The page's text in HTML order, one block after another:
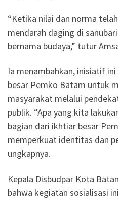
“Ketika nilai dan norma
mendarah daging di
bernama budaya,” tutur
Ia menambahkan, inisiatif
besar Pemko Batam untuk
masyarakat melalui
publik. “Apa yang kita
bagian dari ikhtiar besar
memperkuat identitas dan
ungkapnya.
Kepala Disbudpar Kota
bahwa kegiatan sosialisasi